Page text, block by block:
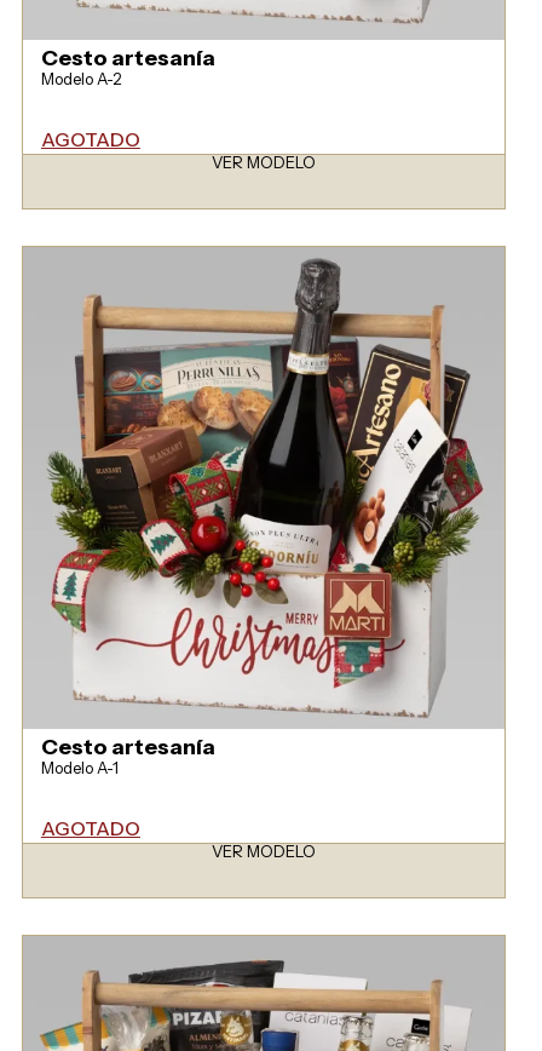
Cesto artesanía
Modelo A-2
AGOTADO
VER MODELO
Cesto artesanía
Modelo A-1
AGOTADO
VER MODELO